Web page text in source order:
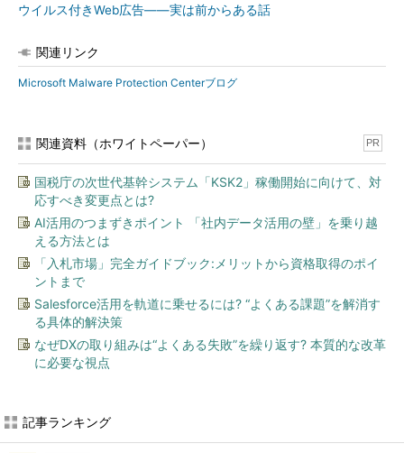
ウイルス付きWeb広告――実は前からある話
関連リンク
Microsoft Malware Protection Centerブログ
関連資料（ホワイトペーパー） PR
国税庁の次世代基幹システム「KSK2」稼働開始に向けて、対
応すべき変更点とは?
AI活用のつまずきポイント 「社内データ活用の壁」を乗り越
える方法とは
「入札市場」完全ガイドブック:メリットから資格取得のポイ
ントまで
Salesforce活用を軌道に乗せるには? “よくある課題”を解消す
る具体的解決策
なぜDXの取り組みは“よくある失敗”を繰り返す? 本質的な改革
に必要な視点
記事ランキング